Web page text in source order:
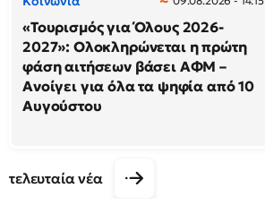
«Τουρισμός για Όλους 2026-
2027»: Ολοκληρώνεται η πρώτη
φάση αιτήσεων βάσει ΑΦΜ –
Ανοίγει για όλα τα ψηφία από 10
Αυγούστου
τελευταία νέα